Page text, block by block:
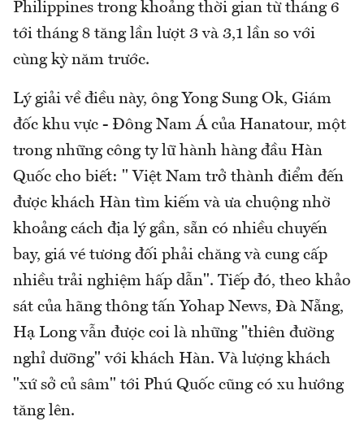
Philippines trong khoảng thời gian từ tháng 6
tới tháng 8 tăng lần lượt 3 và 3,1 lần so với
cùng kỳ năm trước.
Lý giải về điều này, ông Yong Sung Ok, Giám
đốc khu vực - Đông Nam Á của Hanatour, một
trong những công ty lữ hành hàng đầu Hàn
Quốc cho biết: " Việt Nam trở thành điểm đến
được khách Hàn tìm kiếm và ưa chuộng nhờ
khoảng cách địa lý gần, sẵn có nhiều chuyến
bay, giá vé tương đối phải chăng và cung cấp
nhiều trải nghiệm hấp dẫn". Tiếp đó, theo khảo
sát của hãng thông tấn Yohap News, Đà Nẵng,
Hạ Long vẫn được coi là những "thiên đường
nghỉ dưỡng" với khách Hàn. Và lượng khách
"xứ sở củ sâm" tới Phú Quốc cũng có xu hướng
tăng lên.